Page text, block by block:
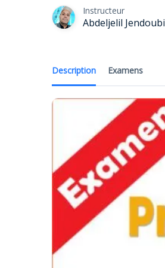
Instructeur
Abdeljelil Jendoubi
Description Examens